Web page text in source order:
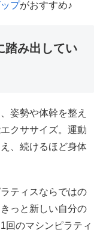
プがおすすめ♪
踏み出してい
姿勢や体幹を整え
クササイズ。運動
、続けるほど身体
ティスならではの
っと新しい自分の
回のマシンピラティ